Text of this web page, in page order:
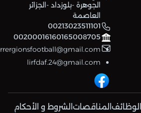
الجوهرة -بلوزداد -الجزائر
العاصمة
00213023511101
00200016160165008705
lirfdaf.24@gmail.com
الوظائف المناقصات الشروط و الأحكام